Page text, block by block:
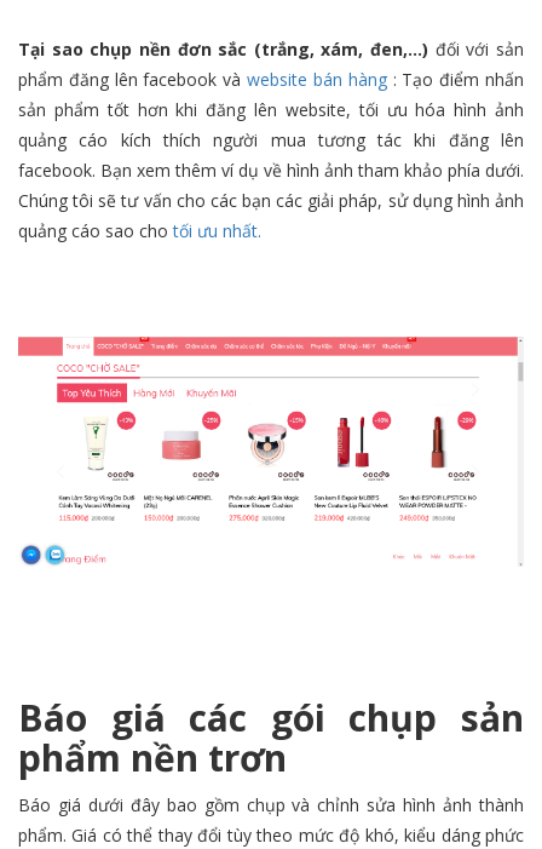
Tại sao chụp nền đơn sắc (trắng, xám, đen,…) đối với sản
phẩm đăng lên facebook và website bán hàng: Tạo điểm nhấn
sản phẩm tốt hơn khi đăng lên website, tối ưu hóa hình ảnh
quảng cáo kích thích người mua tương tác khi đăng lên
facebook. Bạn xem thêm ví dụ về hình ảnh tham khảo phía dưới.
Chúng tôi sẽ tư vấn cho các bạn các giải pháp, sử dụng hình ảnh
quảng cáo sao cho tối ưu nhất.
Báo giá các gói chụp sản
phẩm nền trơn
Báo giá dưới đây bao gồm chụp và chỉnh sửa hình ảnh thành
phẩm. Giá có thể thay đổi tùy theo mức độ khó, kiểu dáng phức